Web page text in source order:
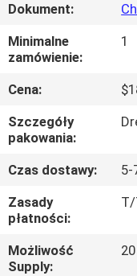
KONTROLA
JAKOŚCI
SIĘ
Z
Dokument:
Minimalne
zamówienie:
1
Cena:
Szczegóły
pakowania:
Czas dostawy:
5-
Zasady
płatności:
T/
Możliwość
Supply: